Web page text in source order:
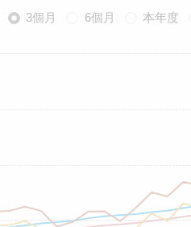
3個月 6個月 本年度